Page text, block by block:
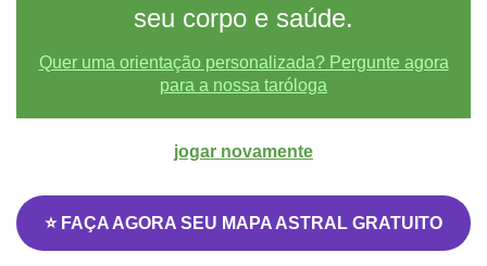
seu corpo e saúde.
Quer uma orientação personalizada? Pergunte agora
para a nossa taróloga
jogar novamente
⭐ FAÇA AGORA SEU MAPA ASTRAL GRATUITO